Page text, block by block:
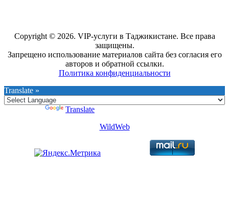
Copyright © 2026. VIP-услуги в Таджикистане. Все права
защищены.
Запрещено использование материалов сайта без согласия его
авторов и обратной ссылки.
Политика конфиденциальности
Translate »
Translate
WildWeb